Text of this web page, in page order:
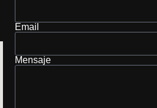
Email
Mensaje